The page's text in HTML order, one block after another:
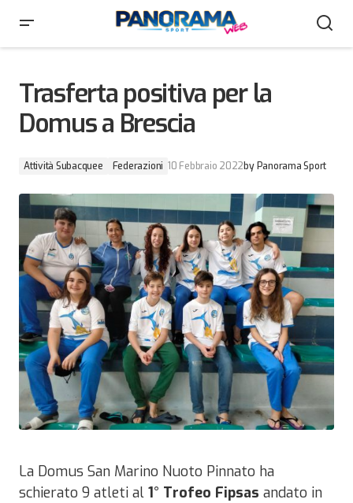
Trasferta positiva per la
Domus a Brescia
Attività Subacquee Federazioni 10 Febbraio 2022by Panorama Sport
La Domus San Marino Nuoto Pinnato ha
schierato 9 atleti al 1° Trofeo Fipsas andato in